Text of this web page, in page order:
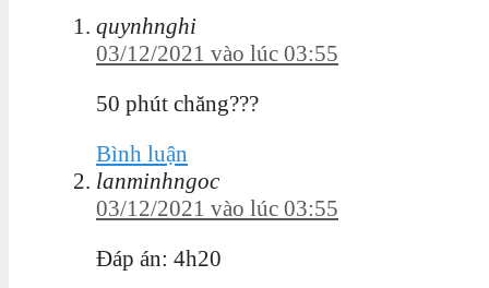
quynhnghi
03/12/2021 vào lúc 03:55
50 phút chăng???
Bình luận
lanminhngoc
03/12/2021 vào lúc 03:55
Đáp án: 4h20